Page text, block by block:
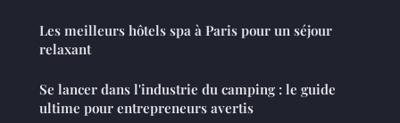
Les meilleurs hôtels spa à Paris pour un séjour
relaxant
Se lancer dans l'industrie du camping : le guide
ultime pour entrepreneurs avertis